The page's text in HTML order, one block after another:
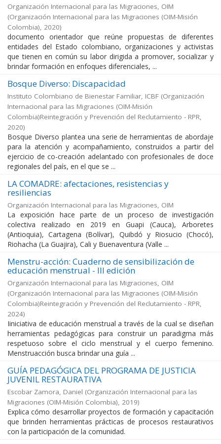
Organización Internacional para las Migraciones, OIM
(Organización Internacional para las Migraciones (OIM-Misión
Colombia), 2020)
documento orientador que reúne propuestas de diferentes
entidades del Estado colombiano, organizaciones y activistas
que tienen en común su labor dirigida a promover, socializar y
brindar formación en enfoques diferenciales, ...
Bosque Diverso: Discapacidad
Instituto Colombiano de Bienestar Familiar, ICBF (Organización
Internacional para las Migraciones (OIM-Misión
Colombia)Reintegración y Prevención del Reclutamiento - RPR,
2020)
Bosque Diverso plantea una serie de herramientas de abordaje
para la atención y acompañamiento, construidos a partir del
ejercicio de co-creación adelantado con profesionales de doce
regionales del país, en el que se ...
LA COMADRE: afectaciones, resistencias y
resiliencias
Organización Internacional para las Migraciones, OIM
La exposición hace parte de un proceso de investigación
colectiva realizado en 2019 en Guapi (Cauca), Arboretes
(Antioquia), Cartagena (Bolívar), Quibdó y Riosucio (Chocó),
Riohacha (La Guajira), Cali y Buenaventura (Valle ...
Menstru-acción: Cuaderno de sensibilización de
educación menstrual - III edición
Organización Internacional para las Migraciones, OIM
(Organización Internacional para las Migraciones (OIM-Misión
Colombia)Reintegración y Prevención del Reclutamiento - RPR,
2024)
Iiniciativa de educación menstrual a través de la cual se diseñan
herramientas pedagógicas para construir un paradigma más
respetuoso sobre el ciclo menstrual y el cuerpo femenino.
Menstruacción busca brindar una guía ...
GUÍA PEDAGÓGICA DEL PROGRAMA DE JUSTICIA
JUVENIL RESTAURATIVA
Escobar Zamora, Daniel (Organización Internacional para las
Migraciones (OIM-Misión Colombia), 2019)
Explica cómo desarrollar proyectos de formación y capacitación
que brinden herramientas prácticas de procesos restaurativos
con la participación de la comunidad.